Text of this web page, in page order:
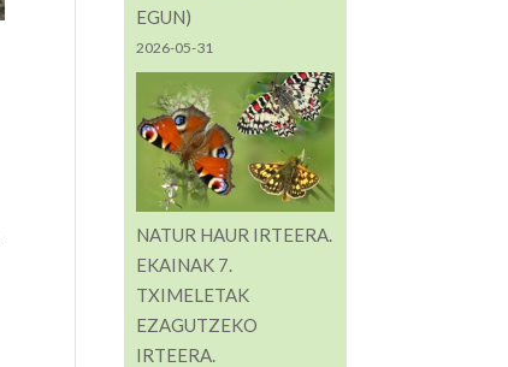
EGUN)
2026-05-31
NATUR HAUR IRTEERA.
EKAINAK 7.
TXIMELETAK
EZAGUTZEKO
IRTEERA.